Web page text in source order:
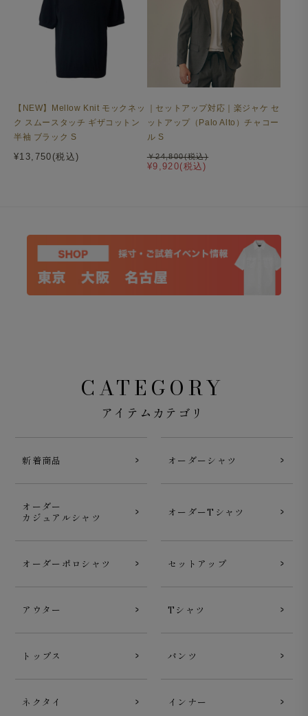
【NEW】Mellow Knit モックネッ
ク スムースタッチ ギザコットン
半袖 ブラック S
¥13,750(税込)
｜セットアップ対応｜楽ジャケ セ
ットアップ（Palo Alto）チャコー
ル S
¥9,920(税込)
￥24,800(税込)
CATEGORY
アイテムカテゴリ
新着商品 オーダーシャツ
オーダー
カジュアルシャツ
オーダーTシャツ
オーダーポロシャツ セットアップ
アウター Tシャツ
トップス パンツ
ネクタイ インナー